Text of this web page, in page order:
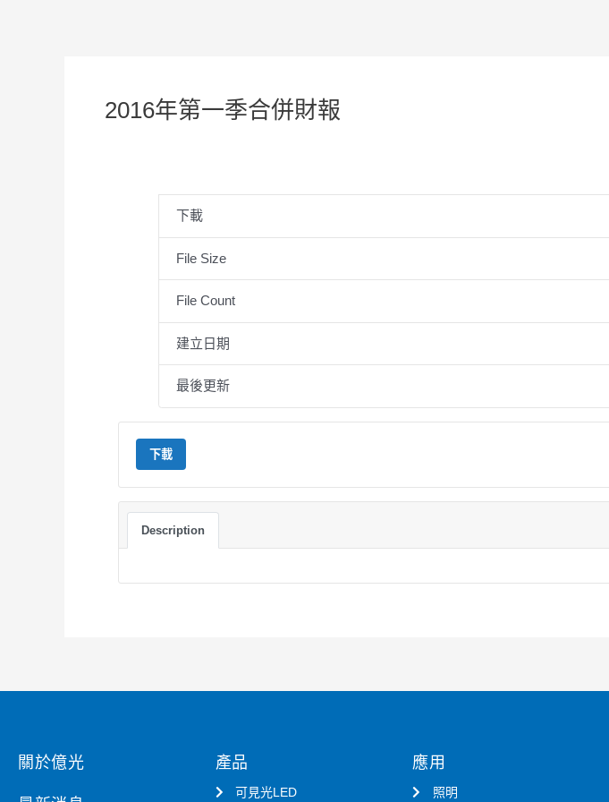
2016年第一季合併財報
下載
File Size
File Count
建立日期
最後更新
下載
Description
關於億光 產品
可見光LED
應用
照明